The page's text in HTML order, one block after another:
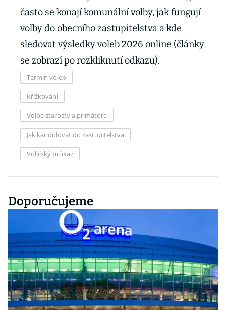
často se konají komunální volby, jak fungují
volby do obecního zastupitelstva a kde
sledovat výsledky voleb 2026 online (články
se zobrazí po rozkliknutí odkazu).
Termín voleb
Křížkování
Volba starosty a primátora
Jak kandidovat do zastupitelstva
Voličský průkaz
Doporučujeme